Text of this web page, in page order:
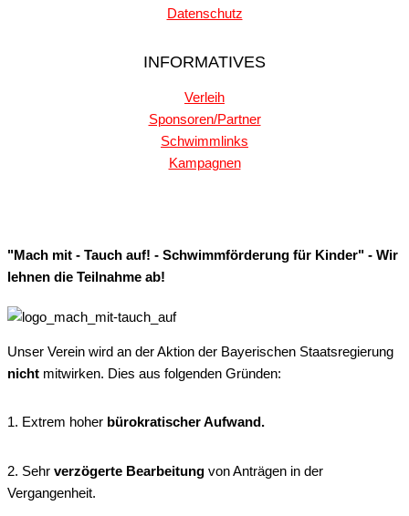
Datenschutz
INFORMATIVES
Verleih
Sponsoren/Partner
Schwimmlinks
Kampagnen
"Mach mit - Tauch auf! - Schwimmförderung für Kinder" - Wir
lehnen die Teilnahme ab!
Unser Verein wird an der Aktion der Bayerischen Staatsregierung
nicht mitwirken. Dies aus folgenden Gründen:
1. Extrem hoher bürokratischer Aufwand.
2. Sehr verzögerte Bearbeitung von Anträgen in der
Vergangenheit.